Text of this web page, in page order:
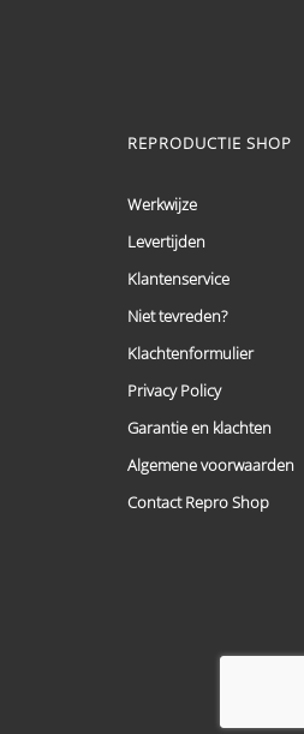
REPRODUCTIE SHOP
Werkwijze
Levertijden
Klantenservice
Niet tevreden?
Klachtenformulier
Privacy Policy
Garantie en klachten
Algemene voorwaarden
Contact Repro Shop